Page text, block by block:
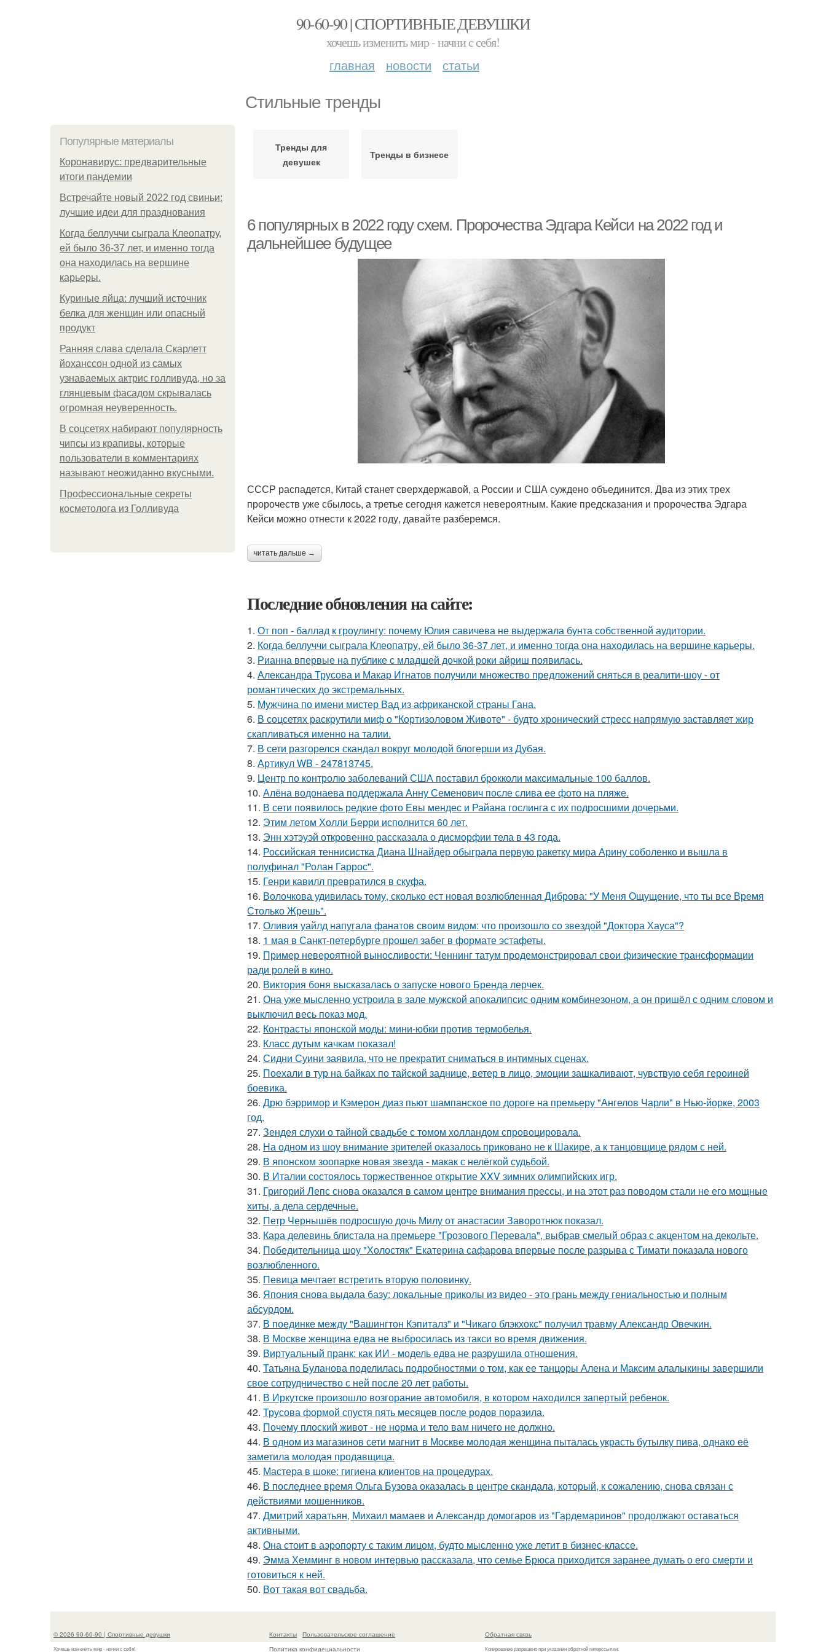
90-60-90 | СПОРТИВНЫЕ ДЕВУШКИ
хочешь изменить мир - начни с себя!
главная новости статьи
Стильные тренды
Популярные материалы
Коронавирус: предварительные
итоги пандемии
Встречайте новый 2022 год свиньи:
лучшие идеи для празднования
Когда беллуччи сыграла Клеопатру,
ей было 36-37 лет, и именно тогда
она находилась на вершине
карьеры.
Куриные яйца: лучший источник
белка для женщин или опасный
продукт
Ранняя слава сделала Скарлетт
йоханссон одной из самых
узнаваемых актрис голливуда, но за
глянцевым фасадом скрывалась
огромная неуверенность.
В соцсетях набирают популярность
чипсы из крапивы, которые
пользователи в комментариях
называют неожиданно вкусными.
Профессиональные секреты
косметолога из Голливуда
Тренды для
девушек
Тренды в бизнесе
6 популярных в 2022 году схем. Пророчества Эдгара Кейси на 2022 год и
дальнейшее будущее
СССР распадется, Китай станет сверхдержавой, а России и США суждено объединится. Два из этих трех
пророчеств уже сбылось, а третье сегодня кажется невероятным. Какие предсказания и пророчества Эдгара
Кейси можно отнести к 2022 году, давайте разберемся.
читать дальше →
Последние обновления на сайте:
1. От поп - баллад к гроулингу: почему Юлия савичева не выдержала бунта собственной аудитории.
2. Когда беллуччи сыграла Клеопатру, ей было 36-37 лет, и именно тогда она находилась на вершине карьеры.
3. Рианна впервые на публике с младшей дочкой роки айриш появилась.
4. Александра Трусова и Макар Игнатов получили множество предложений сняться в реалити-шоу - от
романтических до экстремальных.
5. Мужчина по имени мистер Вад из африканской страны Гана.
6. В соцсетях раскрутили миф о "Кортизоловом Животе" - будто хронический стресс напрямую заставляет жир
скапливаться именно на талии.
7. В сети разгорелся скандал вокруг молодой блогерши из Дубая.
8. Артикул WB - 247813745.
9. Центр по контролю заболеваний США поставил брокколи максимальные 100 баллов.
10. Алёна водонаева поддержала Анну Семенович после слива ее фото на пляже.
11. В сети появилось редкие фото Евы мендес и Райана гослинга с их подросшими дочерьми.
12. Этим летом Холли Берри исполнится 60 лет.
13. Энн хэтэуэй откровенно рассказала о дисморфии тела в 43 года.
14. Российская теннисистка Диана Шнайдер обыграла первую ракетку мира Арину соболенко и вышла в
полуфинал "Ролан Гаррос".
15. Генри кавилл превратился в скуфа.
16. Волочкова удивилась тому, сколько ест новая возлюбленная Диброва: "У Меня Ощущение, что ты все Время
Столько Жрешь".
17. Оливия уайлд напугала фанатов своим видом: что произошло со звездой "Доктора Хауса"?
18. 1 мая в Санкт-петербурге прошел забег в формате эстафеты.
19. Пример невероятной выносливости: Ченнинг татум продемонстрировал свои физические трансформации
ради ролей в кино.
20. Виктория боня высказалась о запуске нового Бренда лерчек.
21. Она уже мысленно устроила в зале мужской апокалипсис одним комбинезоном, а он пришёл с одним словом и
выключил весь показ мод.
22. Контрасты японской моды: мини-юбки против термобелья.
23. Класс дутым качкам показал!
24. Сидни Суини заявила, что не прекратит сниматься в интимных сценах.
25. Поехали в тур на байках по тайской заднице, ветер в лицо, эмоции зашкаливают, чувствую себя героиней
боевика.
26. Дрю бэрримор и Кэмерон диаз пьют шампанское по дороге на премьеру "Ангелов Чарли" в Нью-йорке, 2003
год.
27. Зендея слухи о тайной свадьбе с томом холландом спровоцировала.
28. На одном из шоу внимание зрителей оказалось приковано не к Шакире, а к танцовщице рядом с ней.
29. В японском зоопарке новая звезда - макак с нелёгкой судьбой.
30. В Италии состоялось торжественное открытие XXV зимних олимпийских игр.
31. Григорий Лепс снова оказался в самом центре внимания прессы, и на этот раз поводом стали не его мощные
хиты, а дела сердечные.
32. Петр Чернышёв подросшую дочь Милу от анастасии Заворотнюк показал.
33. Кара делевинь блистала на премьере "Грозового Перевала", выбрав смелый образ с акцентом на декольте.
34. Победительница шоу "Холостяк" Екатерина сафарова впервые после разрыва с Тимати показала нового
возлюбленного.
35. Певица мечтает встретить вторую половинку.
36. Япония снова выдала базу: локальные приколы из видео - это грань между гениальностью и полным
абсурдом.
37. В поединке между "Вашингтон Кэпиталз" и "Чикаго блэкхокс" получил травму Александр Овечкин.
38. В Москве женщина едва не выбросилась из такси во время движения.
39. Виртуальный пранк: как ИИ - модель едва не разрушила отношения.
40. Татьяна Буланова поделилась подробностями о том, как ее танцоры Алена и Максим алалыкины завершили
свое сотрудничество с ней после 20 лет работы.
41. В Иркутске произошло возгорание автомобиля, в котором находился запертый ребенок.
42. Трусова формой спустя пять месяцев после родов поразила.
43. Почему плоский живот - не норма и тело вам ничего не должно.
44. В одном из магазинов сети магнит в Москве молодая женщина пыталась украсть бутылку пива, однако её
заметила молодая продавщица.
45. Мастера в шоке: гигиена клиентов на процедурах.
46. В последнее время Ольга Бузова оказалась в центре скандала, который, к сожалению, снова связан с
действиями мошенников.
47. Дмитрий харатьян, Михаил мамаев и Александр домогаров из "Гардемаринов" продолжают оставаться
активными.
48. Она стоит в аэропорту с таким лицом, будто мысленно уже летит в бизнес-классе.
49. Эмма Хемминг в новом интервью рассказала, что семье Брюса приходится заранее думать о его смерти и
готовиться к ней.
50. Вот такая вот свадьба.
© 2026 90-60-90 | Спортивные девушки
Хочешь изменить мир - начни с себя!
Контакты
Пользовательское соглашение
Политика конфидециальности
Обратная связь
Копирование разрешено при указании обратной гиперссылки.